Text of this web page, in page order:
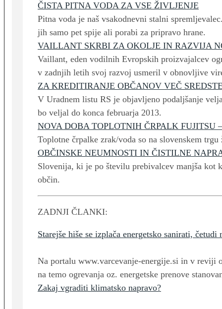
ČISTA PITNA VODA ZA VSE ŽIVLJENJE
Pitna voda je naš vsakodnevni stalni
jih samo pet spije ali porabi za pripravo hrane.
VAILLANT SKRBI ZA OKOLJE IN RAZVIJA
Vaillant, eden vodilnih Evropskih proizvajalcev
v zadnjih letih svoj razvoj usmeril v obnovljive
ZA KREDITIRANJE OBČANOV VEČ
V Uradnem listu RS je objavljeno podaljšanje
bo veljal do konca februarja 2013.
NOVA DOBA TOPLOTNIH ČRPALK FUJITSU
Toplotne črpalke zrak/voda so na slovenskem trgu
OBČINSKE NEUMNOSTI IN ČISTILNE
Slovenija, ki je po številu prebivalcev manjša kot
občin.
ZADNJI ČLANKI:
Starejše hiše se izplača energetsko sanirati, četudi
Na portalu www.varcevanje-energije.si in v reviji
na temo ogrevanja oz. energetske prenove
Zakaj vgraditi klimatsko napravo?